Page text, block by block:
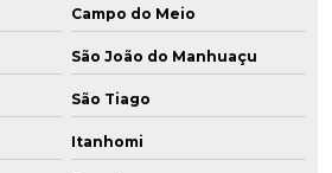
Campo do Meio
São João do Manhuaçu
São Tiago
Itanhomi